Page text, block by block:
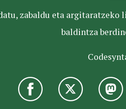
zabaldu eta
baldintza